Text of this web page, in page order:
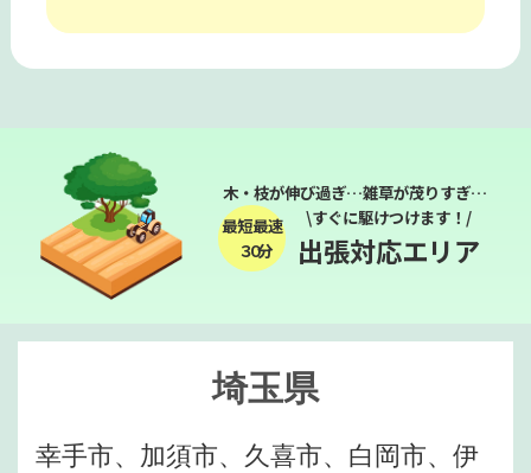
木・枝が伸び過ぎ…雑草が茂りすぎ…
最短最速
３０分
\すぐに駆けつけます！/
出張対応エリア
埼玉県
幸手市、加須市、久喜市、白岡市、伊